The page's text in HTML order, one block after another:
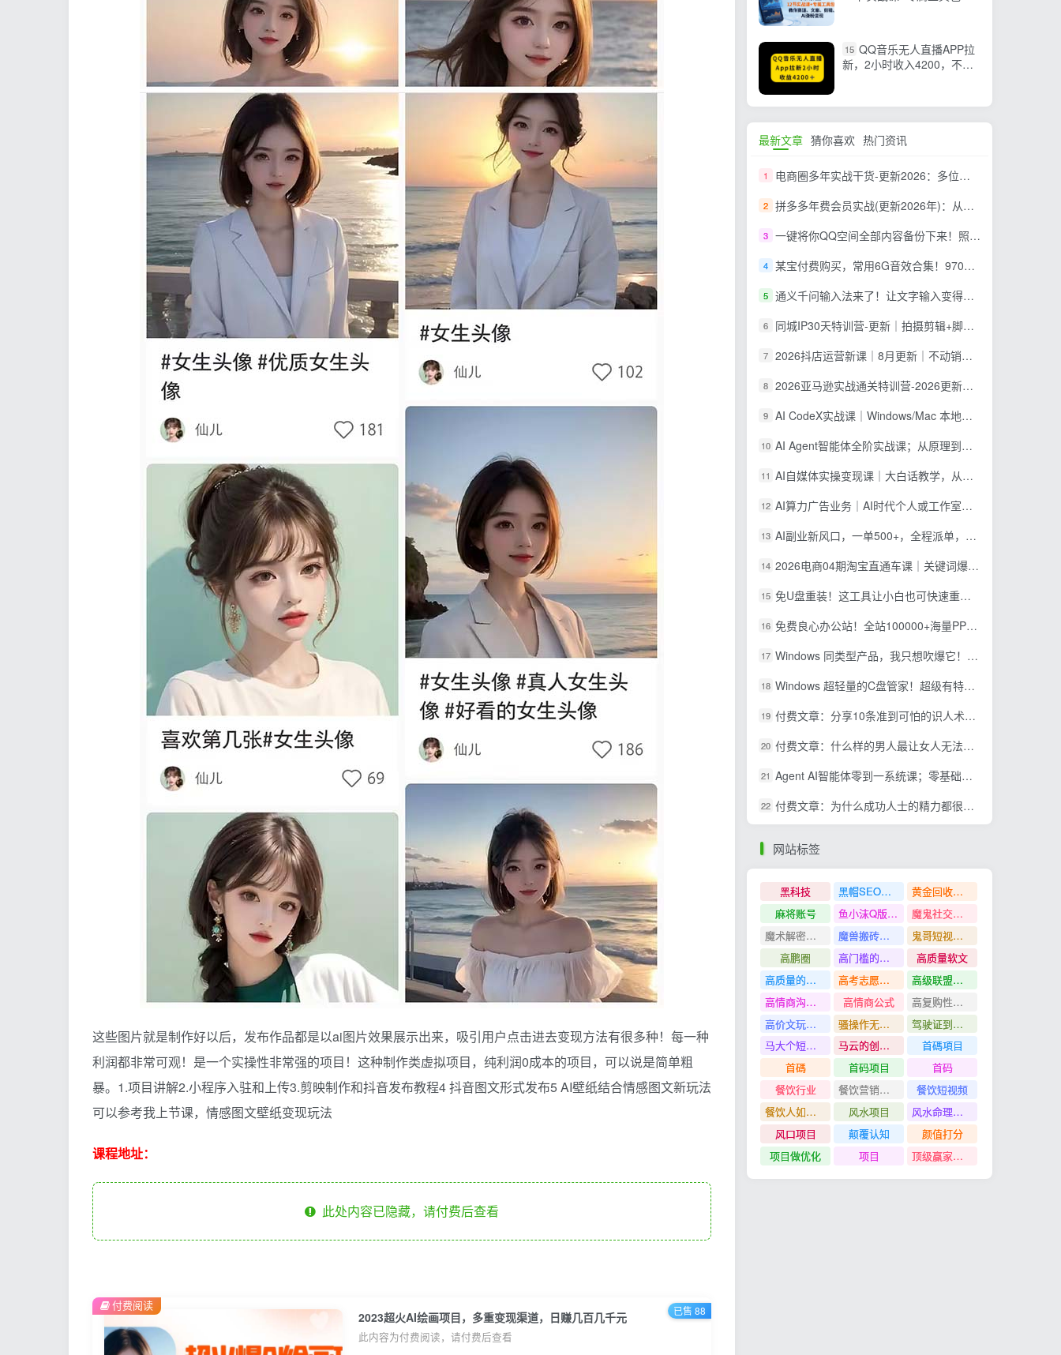
这些图片就是制作好以后，发布作品都是以ai图片效果展示出来，吸引用户点击进去变现方法有很多种！每一种
利润都非常可观！是一个实操性非常强的项目！这种制作类虚拟项目，纯利润0成本的项目，可以说是简单粗
暴。1.项目讲解2.小程序入驻和上传3.剪映制作和抖音发布教程4 抖音图文形式发布5 AI壁纸结合情感图文新玩法
可以参考我上节课，情感图文壁纸变现玩法
课程地址：
此处内容已隐藏，请付费后查看
2023超火AI绘画项目，多重变现渠道，日赚几百几千元
此内容为付费阅读，请付费后查看
付费阅读 已售 88
15 QQ音乐无人直播APP拉
新，2小时收入4200，不封
最新文章 猜你喜欢 热门资讯
1 电商圈多年实战干货-更新2026：多位资深师兄实战干货/覆盖全域平台，中小卖家可复制的盈利指南
2 拼多多年费会员实战(更新2026年)：从基础到高阶盈利，干货拉满，帮你建立稳定盈利运营知识体系
3 一键将你QQ空间全部内容备份下来！照片 / 视频 /动态信息全存本地，Github最新开源项目 QzoneArchive
4 某宝付费购买，常用6G音效合集！970+首宣传片背景音乐，无版权可商用大气素材，分类清晰，高质量内容
5 通义千问输入法来了！让文字输入变得如此简单，最快 300 字/分，AI 自动润色，说话秒变工整文字
6 同城IP30天特训营-更新｜拍摄剪辑+脚本文案+引流成交，打爆本地流量提升门店业绩实操教学
7 2026抖店运营新课｜8月更新｜不动销起店+商品卡爆发｜达人玩法+店群批量复制｜轻松玩转抖音小店全域流量
8 2026亚马逊实战通关特训营-2026更新，多维选品+渐进式打法+AI应用，从0到1打造盈利店铺
9 AI CodeX实战课｜Windows/Mac 本地部署｜API 对接调通｜Skill 自制｜漫剧剪辑｜网站 VR 项目｜AI项目落地全教程
10 AI Agent智能体全阶实战课；从原理到实操全程手把手，无需编程基础也能搭建自动运行的智能体
11 AI自媒体实操变现课｜大白话教学，从短剧漫剧到动画制作，零基础也能掌握爆款内容创作与变现全流程
12 AI算力广告业务｜AI时代个人或工作室新赛道
13 AI副业新风口，一单500+，全程派单，0门槛直接干
14 2026电商04期淘宝直通车课｜关键词爆打矩阵，多计划低出价，新品爆款差异化投放实操教学
15 免U盘重装！这工具让小白也可快速重装 Windows，支持无人值守配置，数据无忧 CmzPrep_Rev2
16 免费良心办公站！全站100000+海量PPT素材免费下载，每日更新，分类清晰，免注册登录下载 爱PPT网
17 Windows 同类型产品，我只想吹爆它！把听歌变成了一场沉浸式视听现场，支持多平台歌单播放 Mineradio
18 Windows 超轻量的C盘管家！超级有特点，支持磁盘分析及清理提醒，2M大小体积，完全免费 C盘管家
19 付费文章：分享10条准到可怕的识人术术，希望能帮到大家。
20 付费文章：什么样的男人最让女人无法抵抗？
21 Agent AI智能体零到一系统课；零基础也能学会自动化实战，从核心概念到Coze工作流搭建完整覆盖
22 付费文章：为什么成功人士的精力都很旺盛？
网站标签
黑科技 黑帽SEO案例分析
黄金回收奢侈品
麻将账号
鱼小沫Q版人物团练课
魔鬼社交实战课全套课程
魔术解密教程
魔兽搬砖搞钱
鬼哥短视频底层逻辑
高鹏圈
高门槛的生意
高质量软文
高质量的问答和知识分享
高考志愿填报
高级联盟营销教程
高情商沟通管理课
高情商公式
高复购性行业
高价文玩众筹分红项目
骚操作无脑裂变
驾驶证到期换证
马大个短视频投放课
马云的创业故事
首碼項目
首碼
首码项目
首码
餐饮行业
餐饮营销管理特训班
餐饮短视频
餐饮人如何用团购给门店拓客
风水项目
风水命理项目
风口项目
颠覆认知
颜值打分
项目做优化
项目 顶级赢家思维